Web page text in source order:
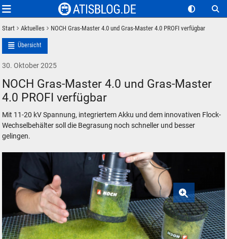
Start Aktuelles NOCH Gras-Master 4.0 und Gras-Master 4.0 PROFI verfügbar
Übersicht
30. Oktober 2025
NOCH Gras-Master 4.0 und Gras-Master
4.0 PROFI verfügbar
Mit 11-20 kV Spannung, integriertem Akku und dem innovativen Flock-
Wechselbehälter soll die Begrasung noch schneller und besser
gelingen.